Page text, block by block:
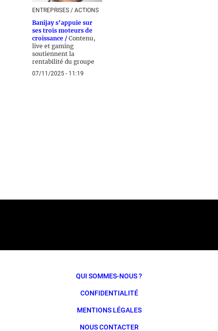
ENTREPRISES / ACTIONS
Banijay s’appuie sur
ses trois moteurs de
croissance / Contenu,
live et gaming
soutiennent la
rentabilité du groupe
07/11/2025 - 11:19
QUI SOMMES-NOUS ?
CONFIDENTIALITÉ
MENTIONS LÉGALES
NOUS CONTACTER